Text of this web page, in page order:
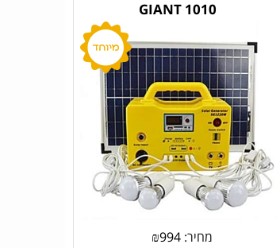
GIANT 1010
מחיר: ₪994